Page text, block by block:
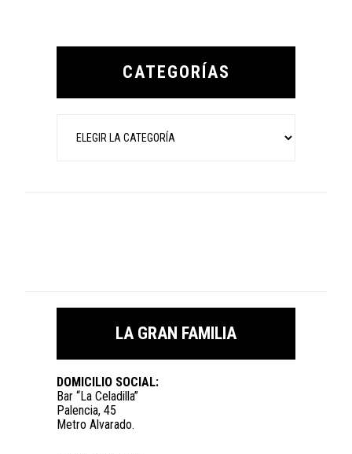
Primary
CATEGORÍAS
LA GRAN FAMILIA
DOMICILIO SOCIAL:
Bar “La Celadilla”
Palencia, 45
Metro Alvarado.